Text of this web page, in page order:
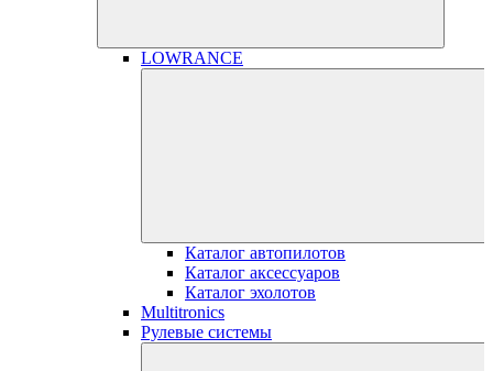
LOWRANCE
Каталог автопилотов
Каталог аксессуаров
Каталог эхолотов
Multitronics
Рулевые системы